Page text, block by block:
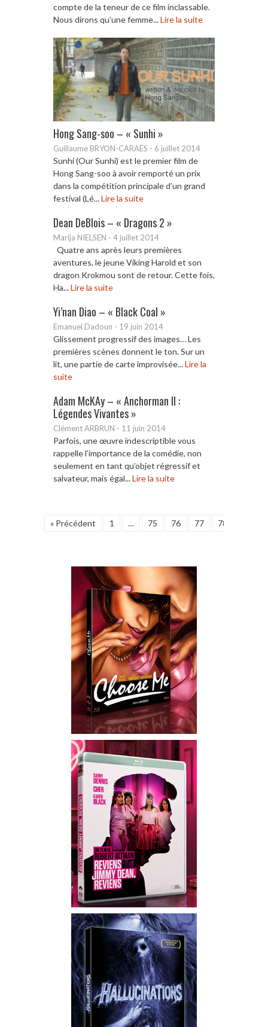
compte de la teneur de ce film inclassable.
Nous dirons qu’une femme...Lire la suite
Hong Sang-soo – « Sunhi »
Guillaume BRYON-CARAËS - 6 juillet 2014
Sunhi (Our Sunhi) est le premier film de
Hong Sang-soo à avoir remporté un prix
dans la compétition principale d’un grand
festival (Lé...Lire la suite
Dean DeBlois – « Dragons 2 »
Marija NIELSEN - 4 juillet 2014
Quatre ans après leurs premières
aventures, le jeune Viking Harold et son
dragon Krokmou sont de retour. Cette fois,
Ha...Lire la suite
Yi’nan Diao – « Black Coal »
Emanuel Dadoun - 19 juin 2014
Glissement progressif des images… Les
premières scènes donnent le ton. Sur un
lit, une partie de carte improvisée...Lire la
suite
Adam McKAy – « Anchorman II :
Légendes Vivantes »
Clément ARBRUN - 11 juin 2014
Parfois, une œuvre indescriptible vous
rappelle l’importance de la comédie, non
seulement en tant qu’objet régressif et
salvateur, mais égal...Lire la suite
« Précédent 1 … 75 76 77 78